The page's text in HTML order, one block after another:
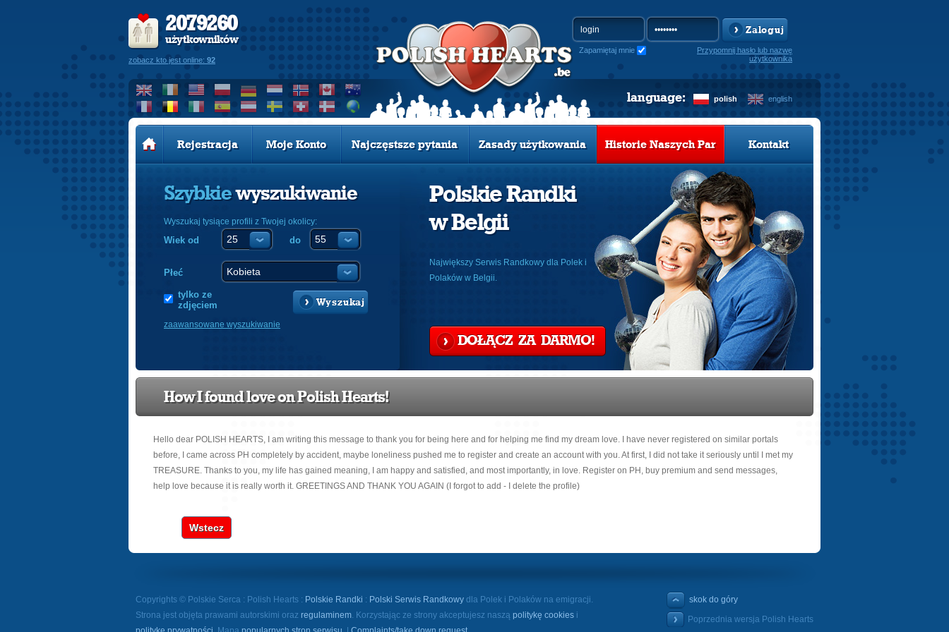
2079260
użytkowników
zobacz kto jest online: 92
Zaloguj
Zapamiętaj mnie
Przypomnij hasło lub nazwę
użytkownika
polish english
language:
Rejestracja Moje Konto Najczęstsze pytania Zasady użytkowania Historie Naszych Par Kontakt
Szybkiewyszukiwanie
Wyszukaj tysiące profili z Twojej okolicy:
Wiek od do
Płeć
tylko ze
zdjęciem
Wyszukaj
zaawansowane wyszukiwanie
Polskie Randki
w Belgii
Największy Serwis Randkowy dla Polek i
Polaków w Belgii.
DOŁĄCZ ZA DARMO!
How I found love on Polish Hearts!
Hello dear POLISH HEARTS, I am writing this message to thank you for being here and for helping me find my dream love. I have never registered on similar portals
before, I came across PH completely by accident, maybe loneliness pushed me to register and create an account with you. At first, I did not take it seriously until I met my
TREASURE. Thanks to you, my life has gained meaning, I am happy and satisfied, and most importantly, in love. Register on PH, buy premium and send messages,
help love because it is really worth it. GREETINGS AND THANK YOU AGAIN (I forgot to add - I delete the profile)
Wstecz
Copyrights © Polskie Serca : Polish Hearts : Polskie Randki : Polski Serwis Randkowy dla Polek i Polaków na emigracji.
Strona jest objęta prawami autorskimi oraz regulaminem. Korzystając ze strony akceptujesz naszą politykę cookies i
skok do góry
Poprzednia wersja Polish Hearts